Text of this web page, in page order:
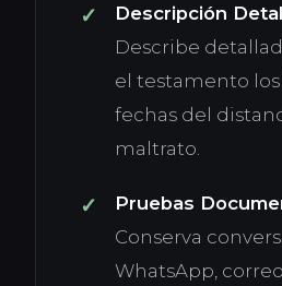
Descripción
Describe
el testamento
fechas del
maltrato.
Pruebas
Conserva
WhatsApp,